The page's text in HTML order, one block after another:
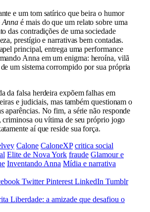
e um tom satírico que beira o humor
Anna é mais do que um relato sobre uma
das contradições de uma sociedade
prestígio e narrativas bem contadas.
principal, entrega uma performance
Anna em um enigma: heroína, vilã
um sistema corrompido por sua própria
da falsa herdeira expõem falhas em
e judiciais, mas também questionam o
aparências. No fim, a série não responde
criminosa ou vítima de seu próprio jogo
aí que reside sua força.
Calone CaloneXP critica social
Elite de Nova York fraude Glamour e
Inventando Anna Mídia e narrativa
Twitter Pinterest LinkedIn Tumblr
Liberdade: a amizade que desafiou o